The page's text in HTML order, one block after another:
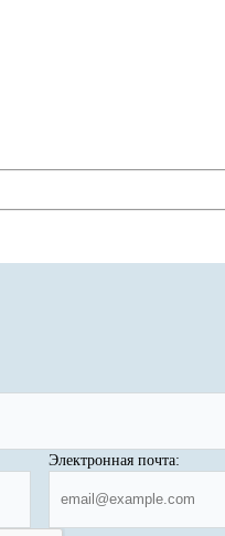
Электронная почта: